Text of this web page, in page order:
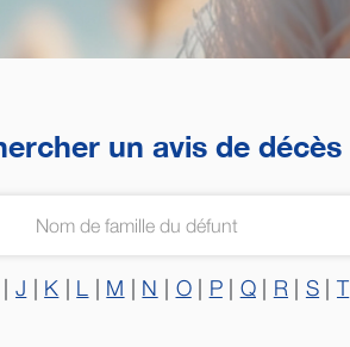
un avis de décès
|J K L M N O| P| Q| R S T